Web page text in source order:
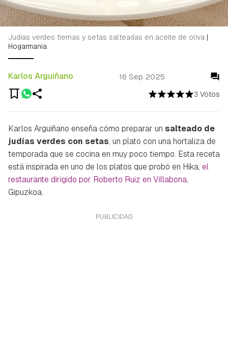
3 Votos
Karlos Arguiñano 16 Sep 2025
Judías verdes tiernas y setas salteadas en aceite de oliva |
Hogarmania
Karlos Arguiñano enseña cómo preparar un salteado de
judías verdes con setas, un plato con una hortaliza de
temporada que se cocina en muy poco tiempo. Esta receta
está inspirada en uno de los platos que probó en Hika, el
restaurante dirigido por Roberto Ruiz en Villabona,
Gipuzkoa.